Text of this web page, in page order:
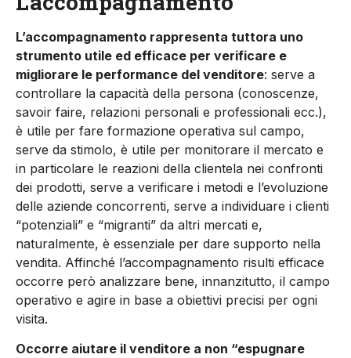
L’accompagnamento rappresenta tuttora uno
strumento utile ed efficace per verificare e
migliorare le performance del venditore: serve a
controllare la capacità della persona (conoscenze,
savoir faire, relazioni personali e professionali ecc.),
è utile per fare formazione operativa sul campo,
serve da stimolo, è utile per monitorare il mercato e
in particolare le reazioni della clientela nei confronti
dei prodotti, serve a verificare i metodi e l’evoluzione
delle aziende concorrenti, serve a individuare i clienti
“potenziali” e “migranti” da altri mercati e,
naturalmente, è essenziale per dare supporto nella
vendita. Affinché l’accompagnamento risulti efficace
occorre però analizzare bene, innanzitutto, il campo
operativo e agire in base a obiettivi precisi per ogni
visita.
Occorre aiutare il venditore a non “espugnare